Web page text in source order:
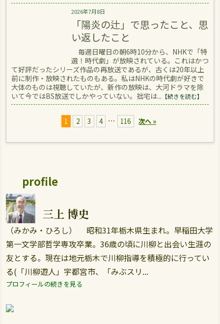
2026年7月8日
「陽炎の辻」で思ったこと、思
い返したこと
毎週日曜日の朝6時10分から、NHKで「特
選！時代劇」が放映されている。これはかつ
て好評だったシリーズ作品の再放送であるが、古くは20年以上
前に制作・放映されたものもある。私はNHKの時代劇が好きで
大体のものは視聴していたが、新作の放映は、大河ドラマを除
いて今ではBS放送でしかやっていない。拙宅は... 【続きを読む】
1 2 3 4 … 116 次へ »
profile
三上 博史
（みかみ・ひろし） 昭和31年栃木県生まれ。早稲田大学
第一文学部哲学専攻卒業。36歳の頃に川柳と出会い生涯の
友とする。現在は地元栃木で川柳指導を積極的に行ってい
る(「川柳遊人」宇都宮市、「みぶスリ...
プロフィールの続きを見る